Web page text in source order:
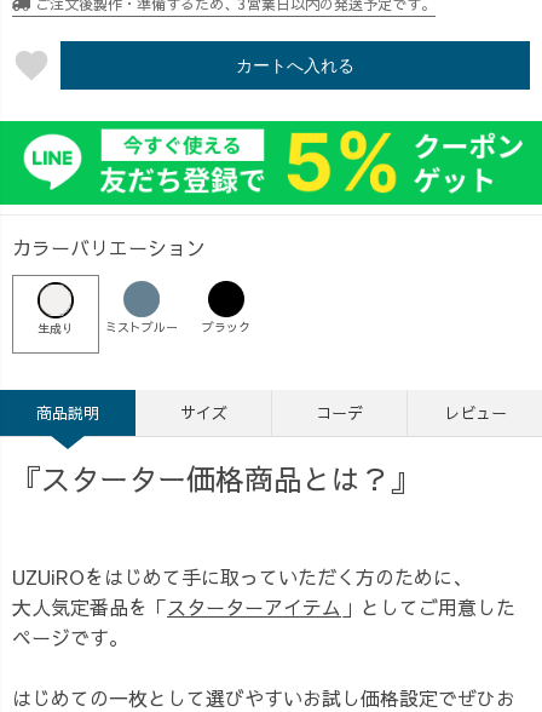
favorite カートへ入れる
カラーバリエーション
生成り ミストブルー ブラック
商品説明 サイズ コーデ レビュー
『スターター価格商品とは？』
UZUiROをはじめて手に取っていただく方のために、
大人気定番品を「スターターアイテム 」としてご用意した
ページです。
はじめての一枚として選びやすいお試し価格設定でぜひお